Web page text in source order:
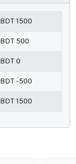
BDT 1500
BDT 500
BDT 0
BDT -500
BDT 1500